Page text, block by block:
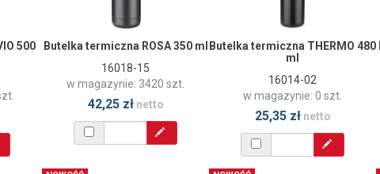
500
Butelka termiczna ROSA 350 ml
16018-15
w magazynie: 3420 szt.
42,25 złnetto
Butelka termiczna THERMO 480
ml
16014-02
w magazynie: 0 szt.
25,35 złnetto